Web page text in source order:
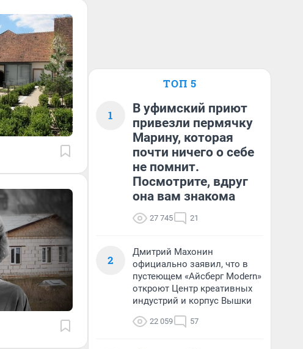
ТОП 5
1
В уфимский приют
привезли пермячку
Марину, которая
почти ничего о себе
не помнит.
Посмотрите, вдруг
она вам знакома
27 745 21
2
Дмитрий Махонин
официально заявил, что в
пустеющем «Айсберг Modern»
откроют Центр креативных
индустрий и корпус Вышки
22 059 57